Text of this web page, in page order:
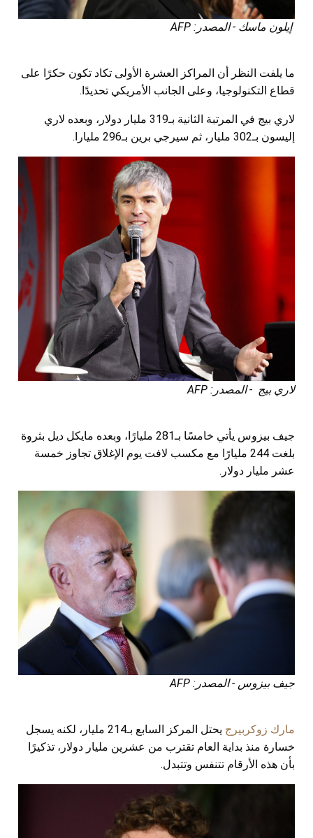
إيلون ماسك - المصدر: AFP
ما يلفت النظر أن المراكز العشرة الأولى تكاد تكون حكرًا على
قطاع التكنولوجيا، وعلى الجانب الأمريكي تحديدًا.
لاري بيج في المرتبة الثانية بـ319 مليار دولار، وبعده لاري
إليسون بـ302 مليار، ثم سيرجي برين بـ296 مليارا.
لاري بيج - المصدر: AFP
جيف بيزوس يأتي خامسًا بـ281 مليارًا، وبعده مايكل ديل بثروة
بلغت 244 مليارًا مع مكسب لافت يوم الإغلاق تجاوز خمسة
عشر مليار دولار.
جيف بيزوس - المصدر: AFP
مارك زوكربيرج
يحتل المركز السابع بـ214 مليار، لكنه يسجل
خسارة منذ بداية العام تقترب من عشرين مليار دولار، تذكيرًا
بأن هذه الأرقام تتنفس وتتبدل.